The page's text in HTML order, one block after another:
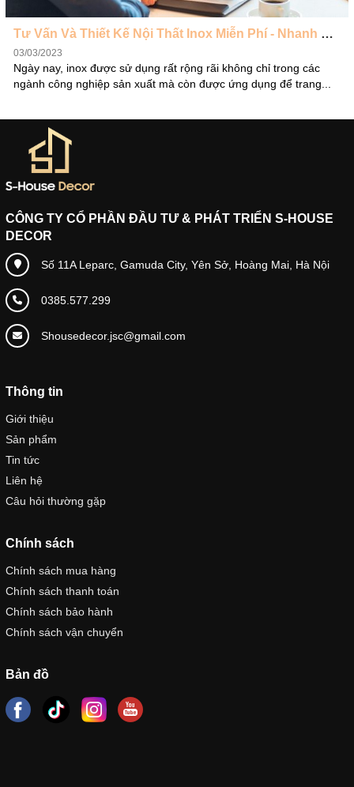
Tư Vấn Và Thiết Kế Nội Thất Inox Miễn Phí - Nhanh Chóng - Chính xác
03/03/2023
Ngày nay, inox được sử dụng rất rộng rãi không chỉ trong các
ngành công nghiệp sản xuất mà còn được ứng dụng để trang...
CÔNG TY CỔ PHẦN ĐẦU TƯ & PHÁT TRIỂN S-HOUSE
DECOR
Số 11A Leparc, Gamuda City, Yên Sở, Hoàng Mai, Hà Nội
0385.577.299
Shousedecor.jsc@gmail.com
Thông tin
Giới thiệu
Sản phẩm
Tin tức
Liên hệ
Câu hỏi thường gặp
Chính sách
Chính sách mua hàng
Chính sách thanh toán
Chính sách bảo hành
Chính sách vận chuyển
Bản đồ